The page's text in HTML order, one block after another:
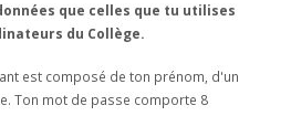
que celles que tu utilises
du Collège.
est composé de ton prénom, d'un
Ton mot de passe comporte 8